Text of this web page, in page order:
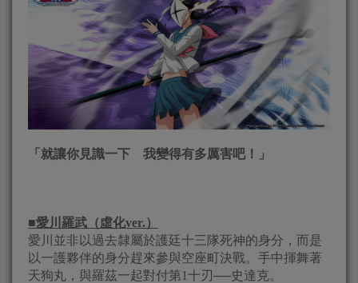
「就讓你見識一下 我變得有多厲害吧！」
■愛川羅武（虛化ver.）
愛川並非以過去隸屬於護廷十三隊死神的身分，而是
以一護夥伴的身分趕來參與空座町決戰。手中揮舞著
天狗丸，與羅茲一起對付第1十刃──史達克。